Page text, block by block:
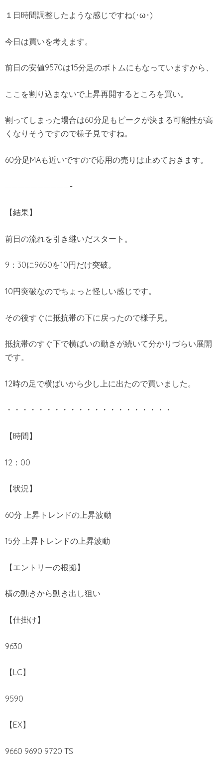
１日時間調整したような感じですね(･ω･)
今日は買いを考えます。
前日の安値9570は15分足のボトムにもなっていますから、
ここを割り込まないで上昇再開するところを買い。
割ってしまった場合は60分足もピークが決まる可能性が高
くなりそうですので様子見ですね。
60分足MAも近いですので応用の売りは止めておきます。
——————————-
【結果】
前日の流れを引き継いだスタート。
9：30に9650を10円だけ突破。
10円突破なのでちょっと怪しい感じです。
その後すぐに抵抗帯の下に戻ったので様子見。
抵抗帯のすぐ下で横ばいの動きが続いて分かりづらい展開
です。
12時の足で横ばいから少し上に出たので買いました。
・・・・・・・・・・・・・・・・・・・・・
【時間】
12：00
【状況】
60分 上昇トレンドの上昇波動
15分 上昇トレンドの上昇波動
【エントリーの根拠】
横の動きから動き出し狙い
【仕掛け】
9630
【LC】
9590
【EX】
9660 9690 9720 TS